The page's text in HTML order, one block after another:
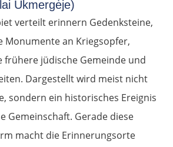
Ukmergėje)
verteilt erinnern Gedenksteine,
Monumente an Kriegsopfer,
frühere jüdische Gemeinde und
Dargestellt wird meist nicht
sondern ein historisches Ereignis
Gemeinschaft. Gerade diese
macht die Erinnerungsorte